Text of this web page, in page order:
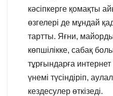
кәсіпкерге қомақты
өзгелері де мұндай
тартты. Яғни,
көпшілікке, сабақ
тұрғындарға
үнемі түсіндіріп,
кездесулер өткізеді.